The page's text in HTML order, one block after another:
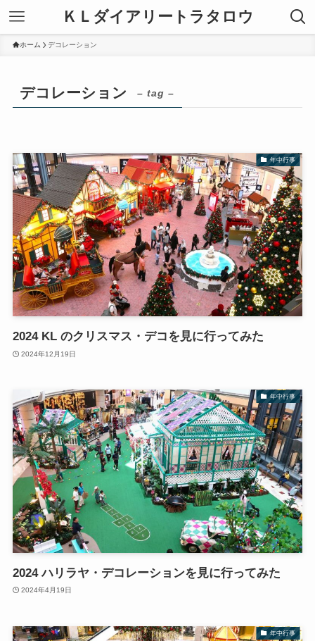
ＫＬダイアリートラタロウ
ホーム デコレーション
デコレーション – tag –
年中行事
2024 KL のクリスマス・デコを見に行ってみた
2024年12月19日
年中行事
2024 ハリラヤ・デコレーションを見に行ってみた
2024年4月19日
年中行事